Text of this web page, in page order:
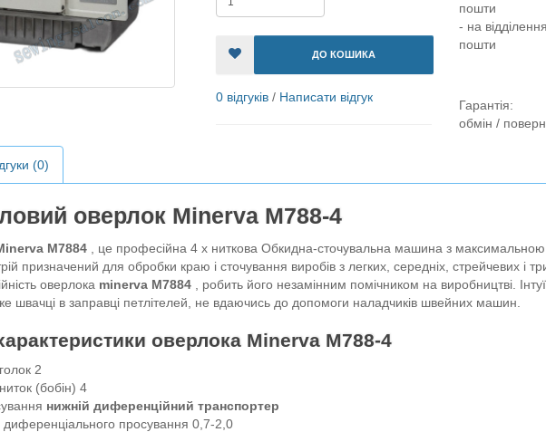
ДО КОШИКА
0 відгуків / Написати відгук
пошти
- на
пошти
Гарантія:
обмін /
(0)
оверлок Minerva M788-4
M7884
, це професійна 4 х ниткова Обкидна-сточувальна машина з максимальною
призначений для обробки краю і сточування виробів з легких, середніх, стрейчевих і
оверлока minerva M7884
, робить його незамінним помічником на виробництві.
швачці в заправці петлітелей, не вдаючись до допомоги наладчиків швейних машин.
оверлока Minerva M788-4
голок 2
ниток (бобін) 4
нижній диференційний транспортер
диференціального просування 0,7-2,0